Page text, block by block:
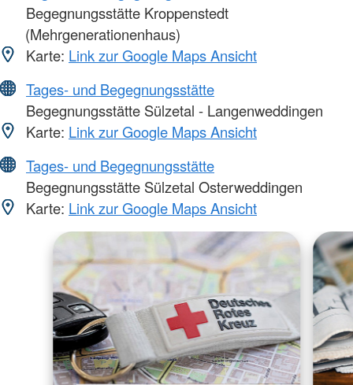
Begegnungsstätte Kroppenstedt
(Mehrgenerationenhaus)
Karte: Link zur Google Maps Ansicht
Tages- und Begegnungsstätte
Begegnungsstätte Sülzetal - Langenweddingen
Karte: Link zur Google Maps Ansicht
Tages- und Begegnungsstätte
Begegnungsstätte Sülzetal Osterweddingen
Karte: Link zur Google Maps Ansicht